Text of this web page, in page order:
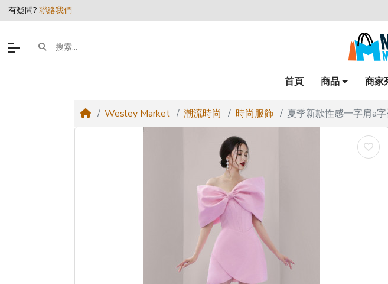
有疑問? 聯絡我們
首頁 商品 商家
Wesley Market 潮流時尚 時尚服飾 夏季新款性感一字肩a